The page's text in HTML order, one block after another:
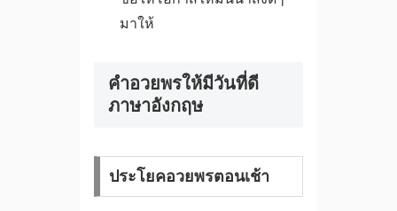
มาให้
คำอวยพรให้มีวันที่ดี
ภาษาอังกฤษ
ประโยคอวยพรตอนเช้า